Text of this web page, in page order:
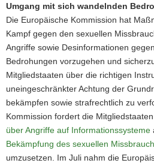
Umgang mit sich wandelnden
Die Europäische Kommission hat
Kampf gegen den sexuellen
Angriffe sowie Desinformationen
Bedrohungen vorzugehen und
Mitgliedstaaten über die richtigen
uneingeschränkter Achtung der
bekämpfen sowie strafrechtlich zu
Kommission fordert die
über Angriffe auf Informationssysteme
Bekämpfung des sexuellen
umzusetzen. Im Juli nahm die